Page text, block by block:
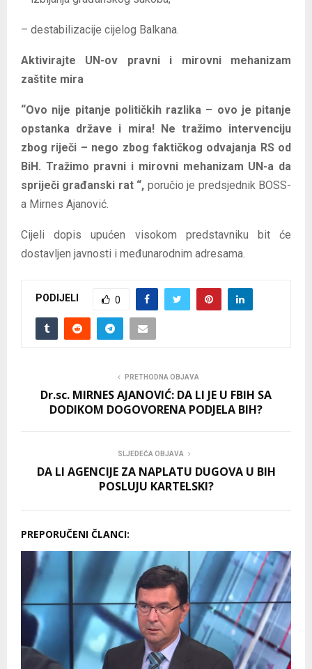
– destabilizacije cijelog Balkana.
Aktivirajte UN-ov pravni i mirovni mehanizam
zaštite mira
“Ovo nije pitanje političkih razlika – ovo je pitanje
opstanka države i mira! Ne tražimo intervenciju
zbog riječi – nego zbog faktičkog odvajanja RS od
BiH. Tražimo pravni i mirovni mehanizam UN-a da
spriječi građanski rat “, poručio je predsjednik BOSS-
a Mirnes Ajanović.
Cijeli dopis upućen visokom predstavniku bit će
dostavljen javnosti i međunarodnim adresama.
PODIJELI 0
PRETHODNA OBJAVA
Dr.sc. MIRNES AJANOVIĆ: DA LI JE U FBIH SA
DODIKOM DOGOVORENA PODJELA BIH?
SLJEDEĆA OBJAVA
DA LI AGENCIJE ZA NAPLATU DUGOVA U BIH
POSLUJU KARTELSKI?
PREPORUČENI ČLANCI: